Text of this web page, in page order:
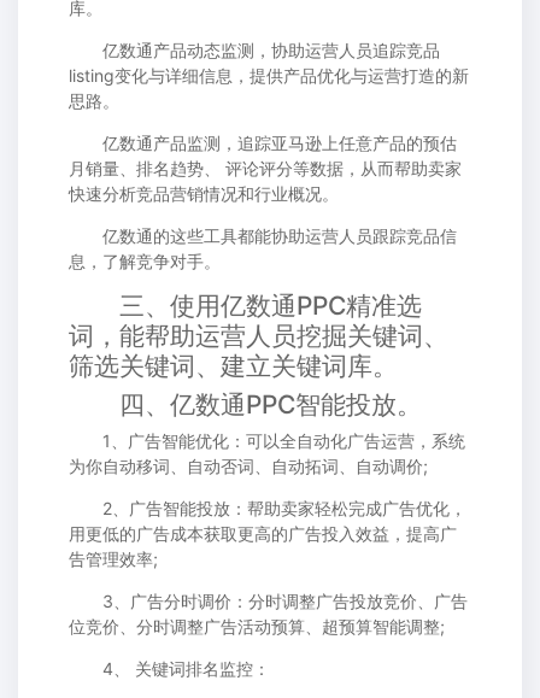
库。
亿数通产品动态监测，协助运营人员追踪竞品
listing变化与详细信息，提供产品优化与运营打造的新
思路。
亿数通产品监测，追踪亚马逊上任意产品的预估
月销量、排名趋势、 评论评分等数据，从而帮助卖家
快速分析竞品营销情况和行业概况。
亿数通的这些工具都能协助运营人员跟踪竞品信
息，了解竞争对手。
三、使用亿数通PPC精准选
词，能帮助运营人员挖掘关键词、
筛选关键词、建立关键词库。
四、亿数通PPC智能投放。
1、广告智能优化：可以全自动化广告运营，系统
为你自动移词、自动否词、自动拓词、自动调价;
2、广告智能投放：帮助卖家轻松完成广告优化，
用更低的广告成本获取更高的广告投入效益，提高广
告管理效率;
3、广告分时调价：分时调整广告投放竞价、广告
位竞价、分时调整广告活动预算、超预算智能调整;
4、 关键词排名监控：